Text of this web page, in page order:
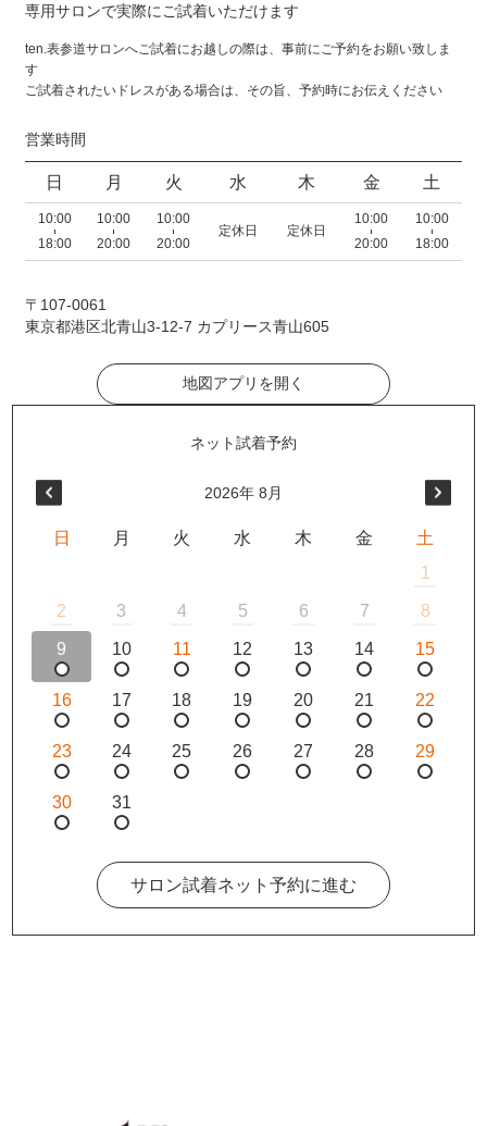
専用サロンで実際にご試着いただけます
ten.表参道サロンへご試着にお越しの際は、事前にご予約をお願い致しま
す
ご試着されたいドレスがある場合は、その旨、予約時にお伝えください
営業時間
日 月 火 水 木 金 土
10:00
18:00
10:00
20:00
10:00
20:00
定休日 定休日
10:00
20:00
10:00
18:00
〒107-0061
東京都港区北青山3-12-7 カプリース青山605
地図アプリを開く
2026年 8月
日 月 火 水 木 金
土
1
2 3 4 5 6 7 8
9 10 11 12 13 14 15
16 17 18 19 20 21 22
23 24 25 26 27 28 29
30 31
サロン試着ネット予約に進む